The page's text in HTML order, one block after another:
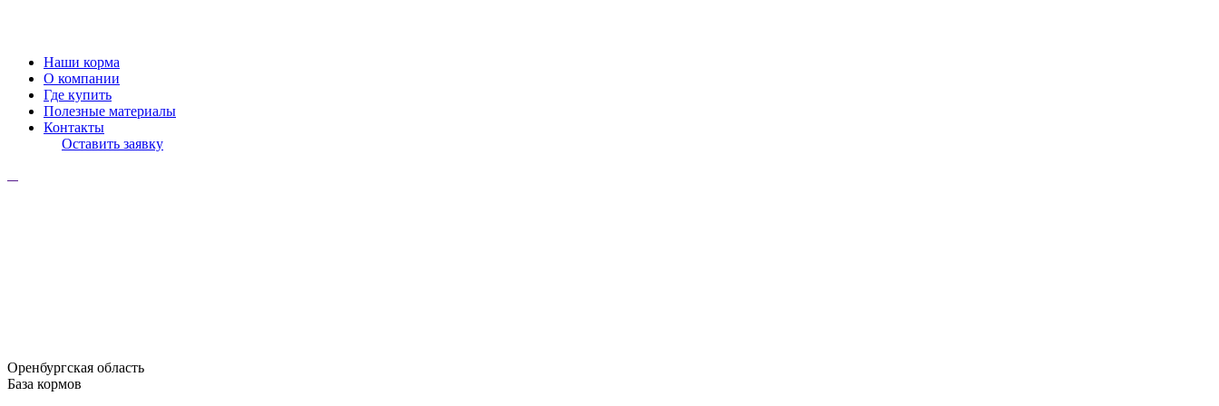
Наши корма
О компании
Где купить
Полезные материалы
Контакты
Оставить заявку
Оренбургская область
База кормов